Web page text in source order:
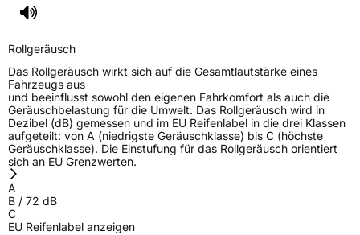
Rollgeräusch
Das Rollgeräusch wirkt sich auf die Gesamtlautstärke eines
Fahrzeugs aus
und beeinflusst sowohl den eigenen Fahrkomfort als auch die
Geräuschbelastung für die Umwelt. Das Rollgeräusch wird in
Dezibel (dB) gemessen und im EU Reifenlabel in die drei Klassen
aufgeteilt: von A (niedrigste Geräuschklasse) bis C (höchste
Geräuschklasse). Die Einstufung für das Rollgeräusch orientiert
sich an EU Grenzwerten.
A
B / 72 dB
C
EU Reifenlabel anzeigen